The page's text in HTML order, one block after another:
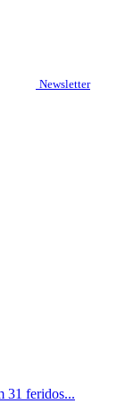
Newsletter
31 feridos...